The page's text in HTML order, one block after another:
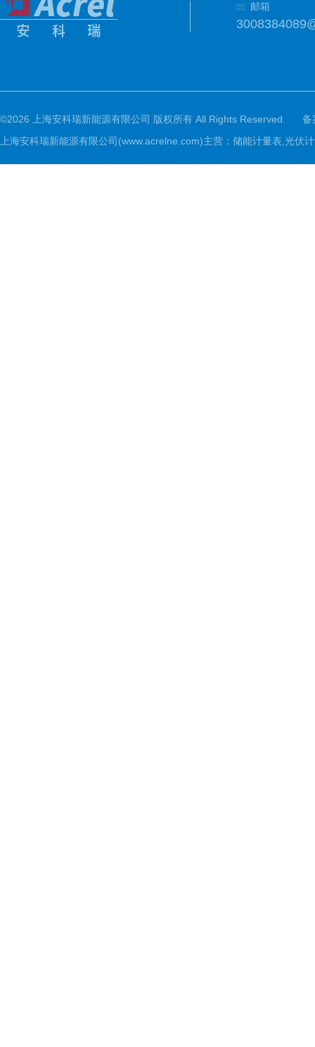
邮箱
©2026 上海安科瑞新能源有限公司 版权所有 All Rights Reserved.
备
上海安科瑞新能源有限公司(www.acrelne.com)主营：储能计量表,光伏